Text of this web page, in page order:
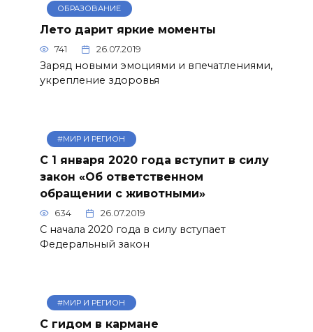
ОБРАЗОВАНИЕ
Лето дарит яркие моменты
741 26.07.2019
Заряд новыми эмоциями и впечатлениями,
укрепление здоровья
#МИР И РЕГИОН
С 1 января 2020 года вступит в силу
закон «Об ответственном
обращении с животными»
634 26.07.2019
С начала 2020 года в силу вступает
Федеральный закон
#МИР И РЕГИОН
С гидом в кармане